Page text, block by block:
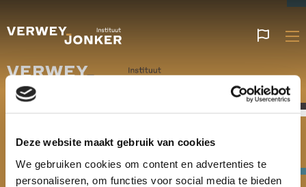
Deze website maakt gebruik van cookies
We gebruiken cookies om content en advertenties te
personaliseren, om functies voor social media te bieden
Giessenplein 59 C
3522 KE Utrecht